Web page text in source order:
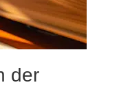
der